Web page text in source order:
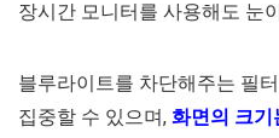
장시간 모니터를 사용해도 눈
블루라이트를 차단해주는 필
집중할 수 있으며, 화면의 크